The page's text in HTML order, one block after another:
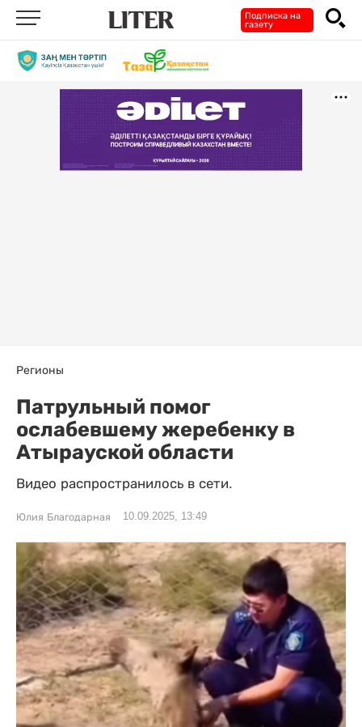
Подписка на
газету
Регионы
Патрульный помог
ослабевшему жеребенку в
Атырауской области
Видео распространилось в сети.
Юлия Благодарная 10.09.2025, 13:49